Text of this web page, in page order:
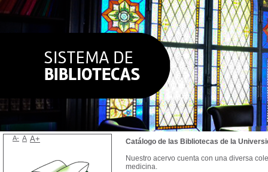
Catálogo de las Bibliotecas de la
Nuestro acervo cuenta con una diversa
medicina.
A- A A+